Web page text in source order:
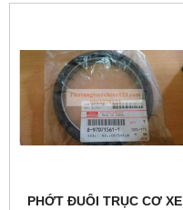
PHỚT ĐUÔI TRỤC CƠ XE